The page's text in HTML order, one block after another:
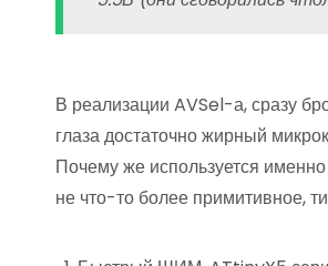
В реализации AVSel-а, сразу
глаза достаточно жирный
Почему же используется
не что-то более примитивное,